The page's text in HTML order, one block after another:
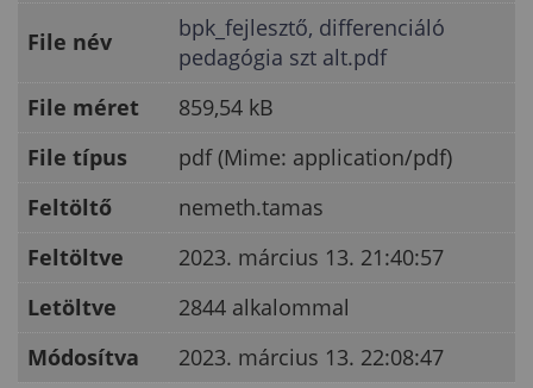
File név
bpk_fejlesztő, differenciáló
pedagógia szt alt.pdf
File méret
859,54 kB
File típus
pdf (Mime: application/pdf)
Feltöltő
nemeth.tamas
Feltöltve
2023. március 13. 21:40:57
Letöltve
2844 alkalommal
Módosítva
2023. március 13. 22:08:47